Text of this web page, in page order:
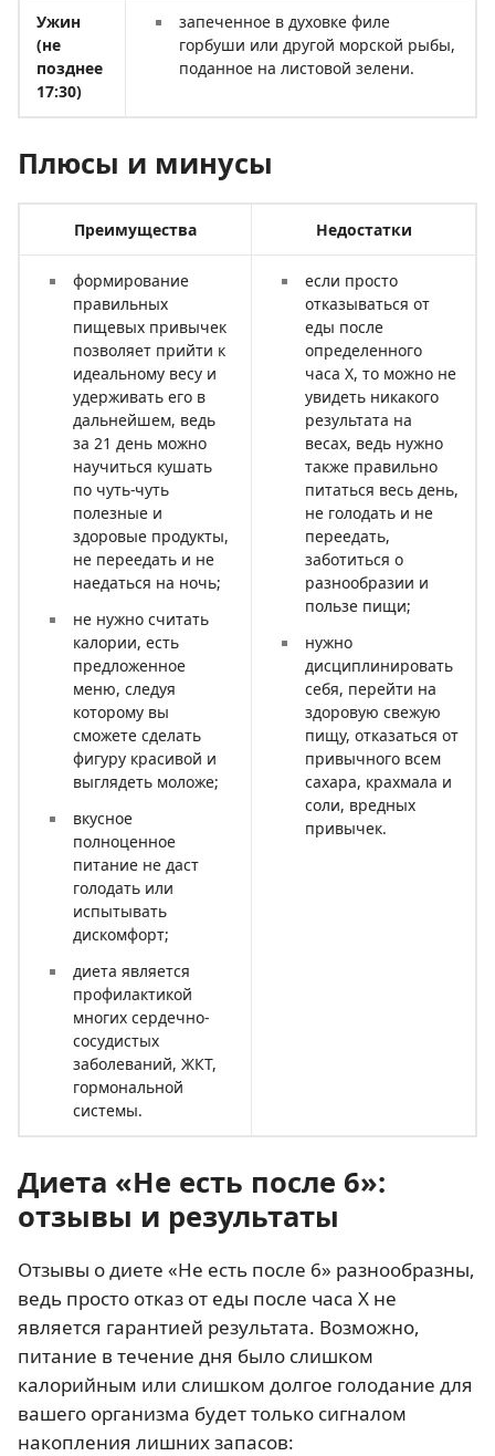
Ужин
(не
позднее
17:30)
запеченное в духовке филе
горбуши или другой морской рыбы,
поданное на листовой зелени.
Плюсы и минусы
Преимущества Недостатки
формирование
правильных
пищевых привычек
позволяет прийти к
идеальному весу и
удерживать его в
дальнейшем, ведь
за 21 день можно
научиться кушать
по чуть-чуть
полезные и
здоровые продукты,
не переедать и не
наедаться на ночь;
не нужно считать
калории, есть
предложенное
меню, следуя
которому вы
сможете сделать
фигуру красивой и
выглядеть моложе;
вкусное
полноценное
питание не даст
голодать или
испытывать
дискомфорт;
диета является
профилактикой
многих сердечно-
сосудистых
заболеваний, ЖКТ,
гормональной
системы.
если просто
отказываться от
еды после
определенного
часа Х, то можно не
увидеть никакого
результата на
весах, ведь нужно
также правильно
питаться весь день,
не голодать и не
переедать,
заботиться о
разнообразии и
пользе пищи;
нужно
дисциплинировать
себя, перейти на
здоровую свежую
пищу, отказаться от
привычного всем
сахара, крахмала и
соли, вредных
привычек.
Диета «Не есть после 6»:
отзывы и результаты
Отзывы о диете «Не есть после 6» разнообразны,
ведь просто отказ от еды после часа Х не
является гарантией результата. Возможно,
питание в течение дня было слишком
калорийным или слишком долгое голодание для
вашего организма будет только сигналом
накопления лишних запасов: